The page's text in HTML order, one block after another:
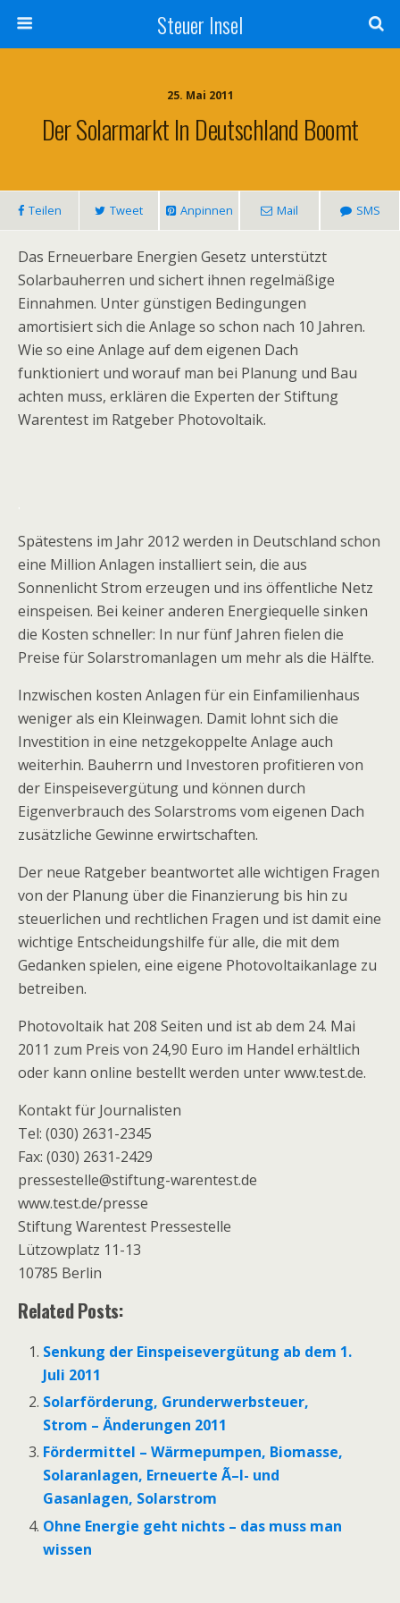
Steuer Insel
25. Mai 2011
Der Solarmarkt In Deutschland Boomt
Teilen Tweet Anpinnen Mail SMS
Das Erneuerbare Energien Gesetz unterstützt
Solarbauherren und sichert ihnen regelmäßige
Einnahmen. Unter günstigen Bedingungen
amortisiert sich die Anlage so schon nach 10 Jahren.
Wie so eine Anlage auf dem eigenen Dach
funktioniert und worauf man bei Planung und Bau
achten muss, erklären die Experten der Stiftung
Warentest im Ratgeber Photovoltaik.
Spätestens im Jahr 2012 werden in Deutschland schon
eine Million Anlagen installiert sein, die aus
Sonnenlicht Strom erzeugen und ins öffentliche Netz
einspeisen. Bei keiner anderen Energiequelle sinken
die Kosten schneller: In nur fünf Jahren fielen die
Preise für Solarstromanlagen um mehr als die Hälfte.
Inzwischen kosten Anlagen für ein Einfamilienhaus
weniger als ein Kleinwagen. Damit lohnt sich die
Investition in eine netzgekoppelte Anlage auch
weiterhin. Bauherrn und Investoren profitieren von
der Einspeisevergütung und können durch
Eigenverbrauch des Solarstroms vom eigenen Dach
zusätzliche Gewinne erwirtschaften.
Der neue Ratgeber beantwortet alle wichtigen Fragen
von der Planung über die Finanzierung bis hin zu
steuerlichen und rechtlichen Fragen und ist damit eine
wichtige Entscheidungshilfe für alle, die mit dem
Gedanken spielen, eine eigene Photovoltaikanlage zu
betreiben.
Photovoltaik hat 208 Seiten und ist ab dem 24. Mai
2011 zum Preis von 24,90 Euro im Handel erhältlich
oder kann online bestellt werden unter www.test.de.
Kontakt für Journalisten
Tel: (030) 2631-2345
Fax: (030) 2631-2429
pressestelle@stiftung-warentest.de
www.test.de/presse
Stiftung Warentest Pressestelle
Lützowplatz 11-13
10785 Berlin
Related Posts:
Senkung der Einspeisevergütung ab dem 1.
Juli 2011
Solarförderung, Grunderwerbsteuer,
Strom – Änderungen 2011
Fördermittel – Wärmepumpen, Biomasse,
Solaranlagen, Erneuerte Ã–l- und
Gasanlagen, Solarstrom
Ohne Energie geht nichts – das muss man
wissen